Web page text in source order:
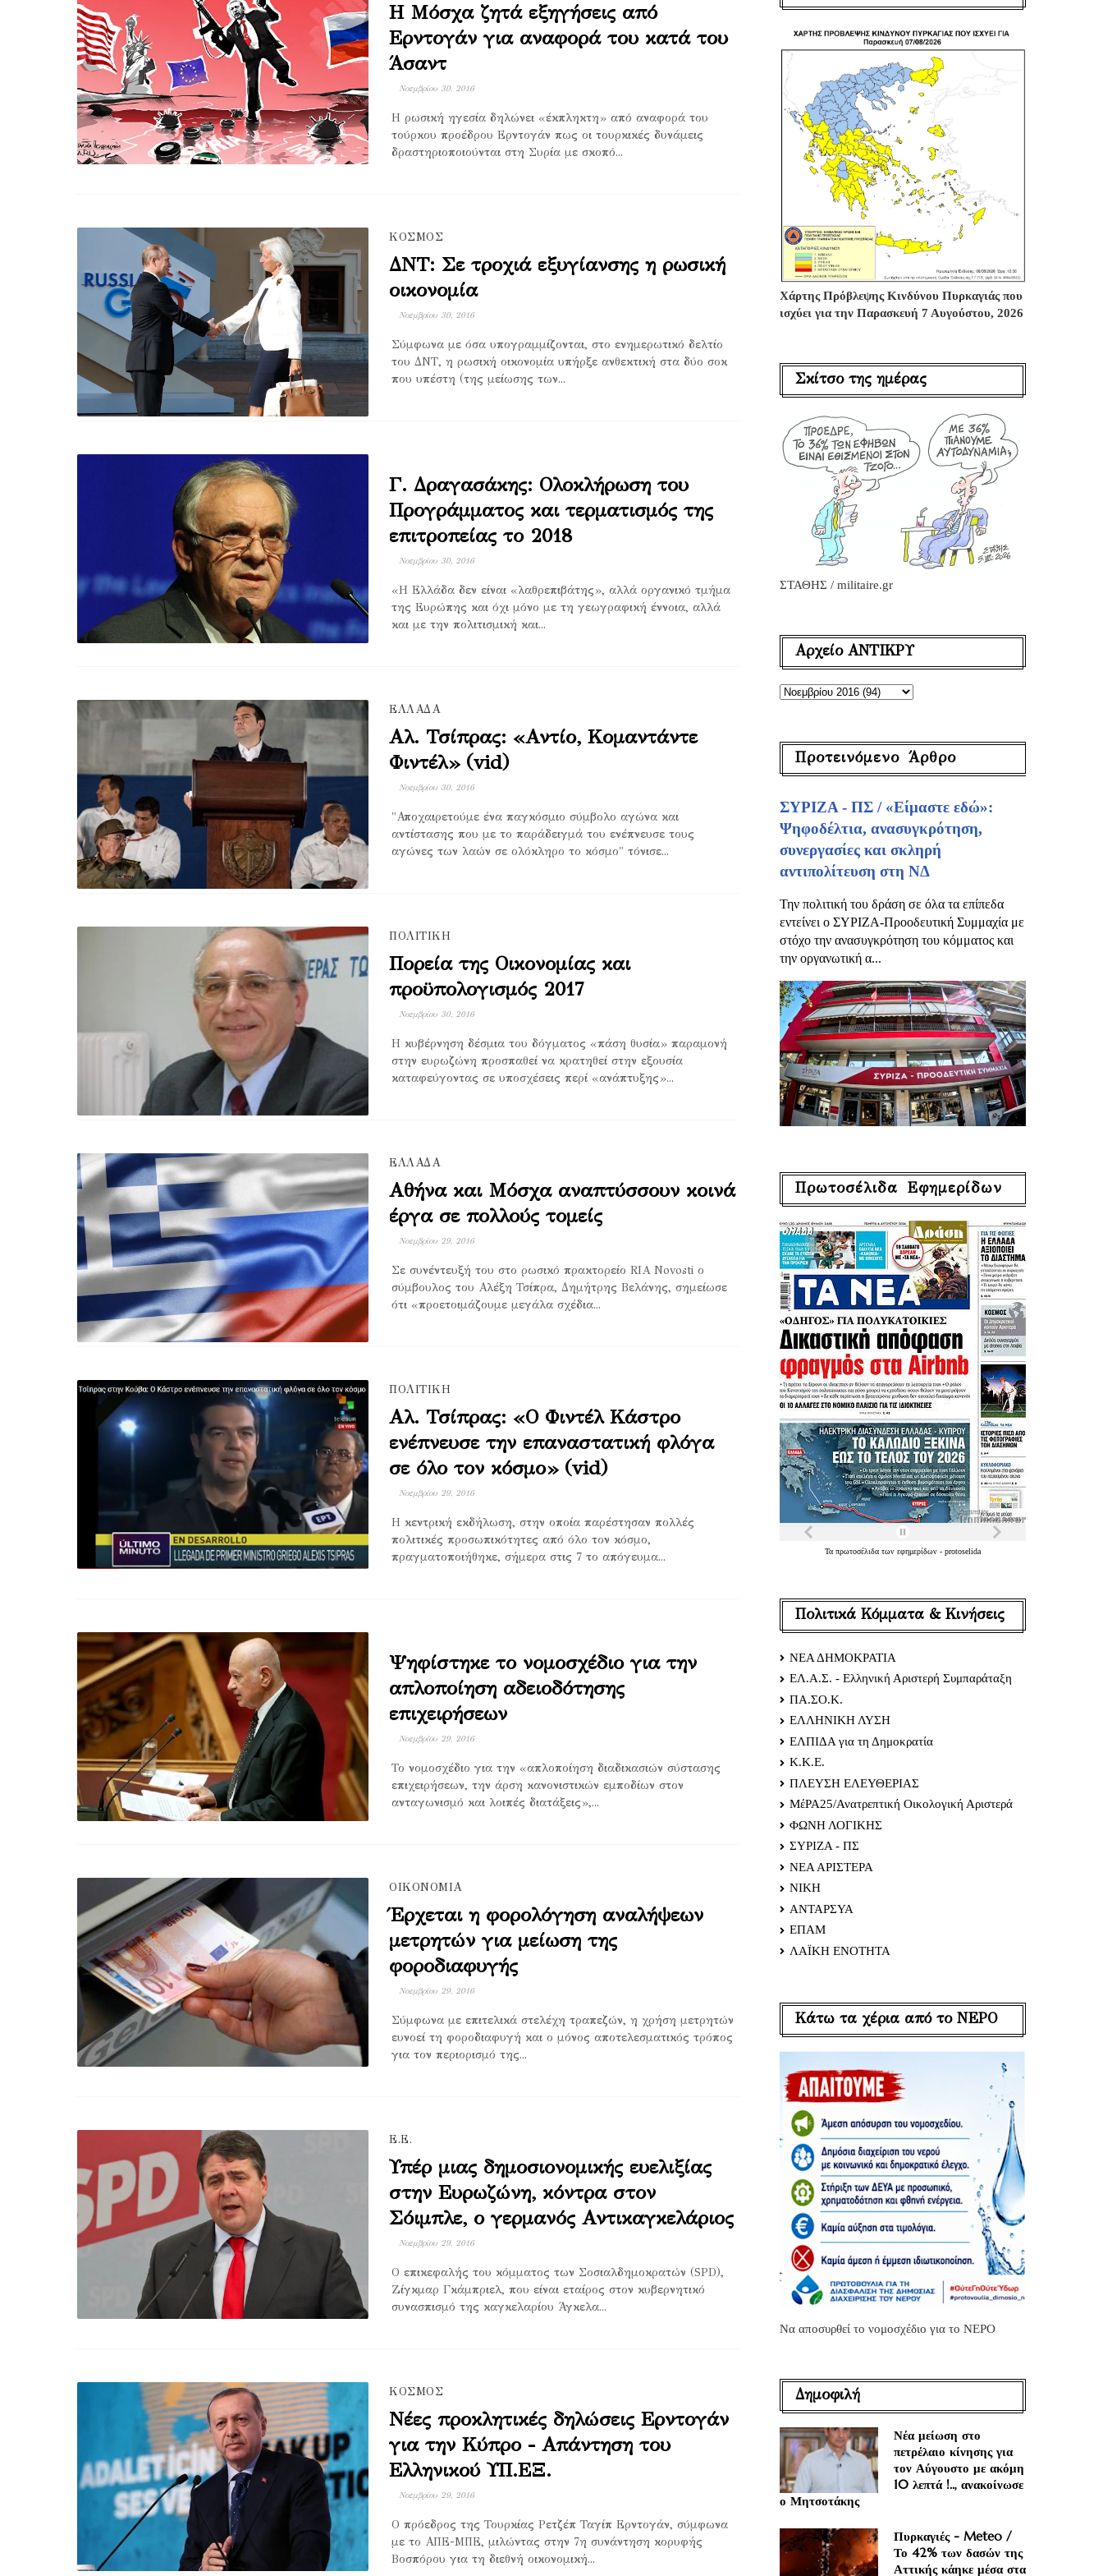
Η Μόσχα ζητά εξηγήσεις από
Ερντογάν για αναφορά του κατά του
Άσαντ
Νοεμβρίου 30, 2016
Η ρωσική ηγεσία δηλώνει «έκπληκτη» από αναφορά του
τούρκου προέδρου Ερντογάν πως οι τουρκικές δυνάμεις
δραστηριοποιούνται στη Συρία με σκοπό...
ΚΟΣΜΟΣ
ΔΝΤ: Σε τροχιά εξυγίανσης η ρωσική
οικονομία
Νοεμβρίου 30, 2016
Σύμφωνα με όσα υπογραμμίζονται, στο ενημερωτικό δελτίο
του ΔΝΤ, η ρωσική οικονομία υπήρξε ανθεκτική στα δύο σοκ
που υπέστη (της μείωσης των...
Γ. Δραγασάκης: Ολοκλήρωση του
Προγράμματος και τερματισμός της
επιτροπείας το 2018
Νοεμβρίου 30, 2016
«Η Ελλάδα δεν είναι «λαθρεπιβάτης», αλλά οργανικό τμήμα
της Ευρώπης και όχι μόνο με τη γεωγραφική έννοια, αλλά
και με την πολιτισμική και...
ΕΛΛΑΔΑ
Αλ. Τσίπρας: «Αντίο, Κομαντάντε
Φιντέλ» (vid)
Νοεμβρίου 30, 2016
"Αποχαιρετούμε ένα παγκόσμιο σύμβολο αγώνα και
αντίστασης που με το παράδειγμά του ενέπνευσε τους
αγώνες των λαών σε ολόκληρο το κόσμο" τόνισε...
ΠΟΛΙΤΙΚΗ
Πορεία της Οικονομίας και
προϋπολογισμός 2017
Νοεμβρίου 30, 2016
Η κυβέρνηση δέσμια του δόγματος «πάση θυσία» παραμονή
στην ευρωζώνη προσπαθεί να κρατηθεί στην εξουσία
καταφεύγοντας σε υποσχέσεις περί «ανάπτυξης»...
ΕΛΛΑΔΑ
Αθήνα και Μόσχα αναπτύσσουν κοινά
έργα σε πολλούς τομείς
Νοεμβρίου 29, 2016
Σε συνέντευξή του στο ρωσικό πρακτορείο RIA Novosti ο
σύμβουλος του Αλέξη Τσίπρα, Δημήτρης Βελάνης, σημείωσε
ότι «προετοιμάζουμε μεγάλα σχέδια...
ΠΟΛΙΤΙΚΗ
Αλ. Τσίπρας: «Ο Φιντέλ Κάστρο
ενέπνευσε την επαναστατική φλόγα
σε όλο τον κόσμο» (vid)
Νοεμβρίου 29, 2016
Η κεντρική εκδήλωση, στην οποία παρέστησαν πολλές
πολιτικές προσωπικότητες από όλο τον κόσμο,
πραγματοποιήθηκε, σήμερα στις 7 το απόγευμα...
Ψηφίστηκε το νομοσχέδιο για την
απλοποίηση αδειοδότησης
επιχειρήσεων
Νοεμβρίου 29, 2016
Το νομοσχέδιο για την «απλοποίηση διαδικασιών σύστασης
επιχειρήσεων, την άρση κανονιστικών εμποδίων στον
ανταγωνισμό και λοιπές διατάξεις»,...
ΟΙΚΟΝΟΜΙΑ
Έρχεται η φορολόγηση αναλήψεων
μετρητών για μείωση της
φοροδιαφυγής
Νοεμβρίου 29, 2016
Σύμφωνα με επιτελικά στελέχη τραπεζών, η χρήση μετρητών
ευνοεί τη φοροδιαφυγή και ο μόνος αποτελεσματικός τρόπος
για τον περιορισμό της...
Ε.Ε.
Υπέρ μιας δημοσιονομικής ευελιξίας
στην Ευρωζώνη, κόντρα στον
Σόιμπλε, ο γερμανός Αντικαγκελάριος
Νοεμβρίου 29, 2016
Ο επικεφαλής του κόμματος των Σοσιαλδημοκρατών (SPD),
Ζίγκμαρ Γκάμπριελ, που είναι εταίρος στον κυβερνητικό
συνασπισμό της καγκελαρίου Άγκελα...
ΚΟΣΜΟΣ
Νέες προκλητικές δηλώσεις Ερντογάν
για την Κύπρο - Απάντηση του
Ελληνικού ΥΠ.ΕΞ.
Νοεμβρίου 29, 2016
Ο πρόεδρος της Τουρκίας Ρετζέπ Ταγίπ Ερντογάν, σύμφωνα
με το ΑΠΕ-ΜΠΕ, μιλώντας στην 7η συνάντηση κορυφής
Βοσπόρου για τη διεθνή οικονομική...
Χάρτης Πρόβλεψης Κινδύνου Πυρκαγιάς που
ισχύει για την Παρασκευή 7 Αυγούστου, 2026
Σκίτσο της ημέρας
ΣΤΑΘΗΣ / militaire.gr
Αρχείο ΑΝΤΙΚΡΥ
Προτεινόμενο Άρθρο
ΣΥΡΙΖΑ - ΠΣ / «Είμαστε εδώ»:
Ψηφοδέλτια, ανασυγκρότηση,
συνεργασίες και σκληρή
αντιπολίτευση στη ΝΔ
Την πολιτική του δράση σε όλα τα επίπεδα
εντείνει ο ΣΥΡΙΖΑ-Προοδευτική Συμμαχία με
στόχο την ανασυγκρότηση του κόμματος και
την οργανωτική α...
Πρωτοσέλιδα Εφημερίδων
Τα πρωτοσέλιδα των εφημερίδων - protoselida
Πολιτικά Κόμματα & Κινήσεις
ΝΕΑ ΔΗΜΟΚΡΑΤΙΑ
ΕΛ.Α.Σ. - Ελληνική Αριστερή Συμπαράταξη
ΠΑ.ΣΟ.Κ.
ΕΛΛΗΝΙΚΗ ΛΥΣΗ
ΕΛΠΙΔΑ για τη Δημοκρατία
Κ.Κ.Ε.
ΠΛΕΥΣΗ ΕΛΕΥΘΕΡΙΑΣ
ΜέΡΑ25/Ανατρεπτική Οικολογική Αριστερά
ΦΩΝΗ ΛΟΓΙΚΗΣ
ΣΥΡΙΖΑ - ΠΣ
ΝΕΑ ΑΡΙΣΤΕΡΑ
ΝΙΚΗ
ΑΝΤΑΡΣΥΑ
ΕΠΑΜ
ΛΑΪΚΗ ΕΝΟΤΗΤΑ
Κάτω τα χέρια από το ΝΕΡΟ
Να αποσυρθεί το νομοσχέδιο για το ΝΕΡΟ
Δημοφιλή
Νέα μείωση στο
πετρέλαιο κίνησης για
τον Αύγουστο με ακόμη
10 λεπτά !.., ανακοίνωσε
ο Μητσοτάκης
Πυρκαγιές - Meteo /
Το 42% των δασών της
Αττικής κάηκε μέσα στα